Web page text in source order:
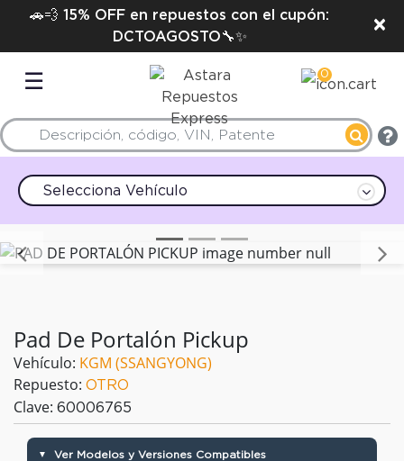
🚗💨 15% OFF en repuestos con el cupón:
DCTOAGOSTO🔧✨
×
☰ 0
Selecciona Vehículo
Anterior
Pad De Portalón Pickup
Vehículo: KGM (SSANGYONG)
Repuesto: OTRO
Clave: 60006765
▼ Ver Modelos y Versiones Compatibles